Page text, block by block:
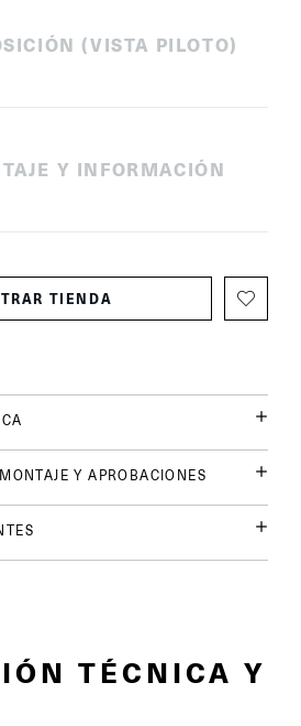
(VISTA PILOTO)
Y INFORMACIÓN
TIENDA
Y APROBACIONES
TÉCNICA Y